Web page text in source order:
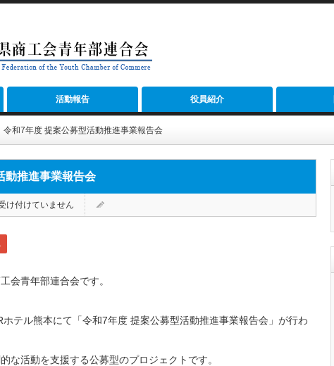
活動報告 役員紹介
令和7年度 提案公募型活動推進事業報告会
動推進事業報告会
け付けていません
会青年部連合会です。
テル熊本にて「令和7年度 提案公募型活動推進事業報告会」が行わ
な活動を支援する公募型のプロジェクトです。